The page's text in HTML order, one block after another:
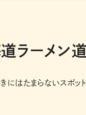
道ラーメン
はたまらないスポッ